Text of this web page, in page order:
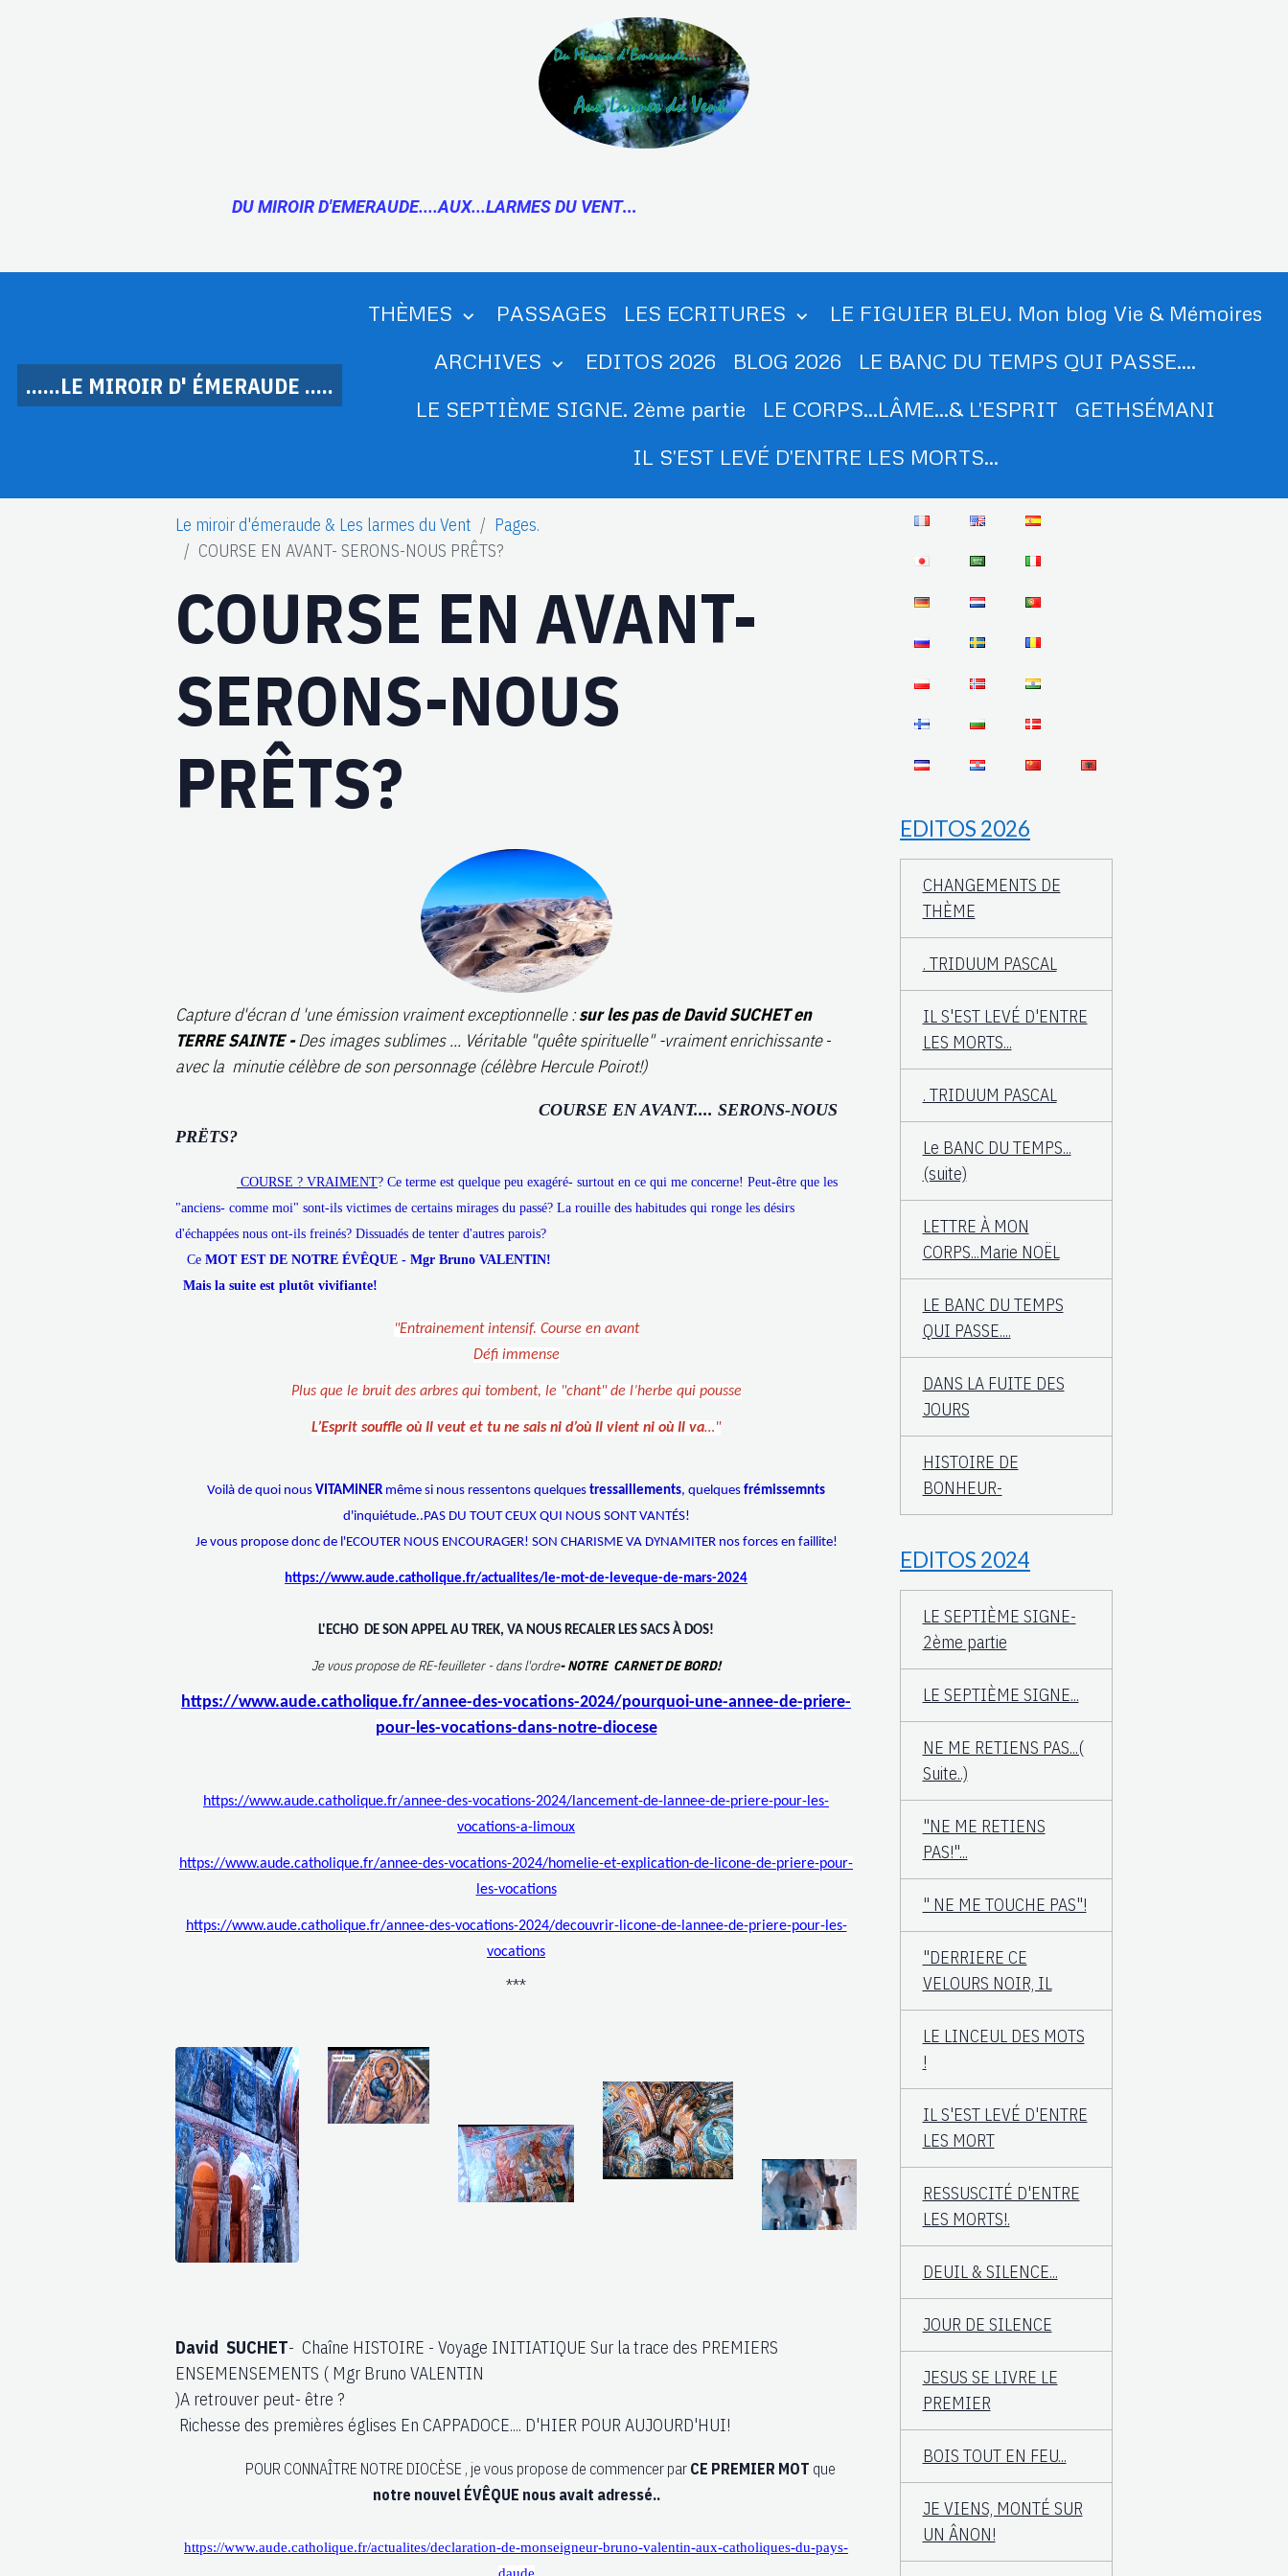
DU MIROIR D'EMERAUDE....AUX...LARMES DU VENT...
......LE MIROIR D' ÉMERAUDE .....
THÈMES PASSAGES LES ECRITURES
LE FIGUIER BLEU. Mon blog Vie & Mémoires
ARCHIVES
EDITOS 2026 BLOG 2026
LE BANC DU TEMPS QUI PASSE....
LE SEPTIÈME SIGNE. 2ème partie
LE CORPS...LÂME...& L'ESPRIT
GETHSÉMANI
IL S'EST LEVÉ D'ENTRE LES MORTS...
Le miroir d'émeraude & Les larmes du Vent
Pages.
COURSE EN AVANT- SERONS-NOUS PRÊTS?
COURSE EN AVANT-
SERONS-NOUS
PRÊTS?
Capture d'écran d 'une émission vraiment exceptionnelle :sur les pas de David SUCHET en
TERRE SAINTE -Des images sublimes ... Véritable "quête spirituelle" -vraiment enrichissante-
avec la minutie célèbre de son personnage (célèbre Hercule Poirot!)
COURSE EN AVANT.... SERONS-NOUS
PRËTS?
COURSE ? VRAIMENT? Ce terme est quelque peu exagéré- surtout en ce qui me concerne! Peut-être que les
"anciens- comme moi" sont-ils victimes de certains mirages du passé? La rouille des habitudes qui ronge les désirs
d'échappées nous ont-ils freinés? Dissuadés de tenter d'autres parois?
Ce MOT EST DE NOTRE ÉVÊQUE - Mgr Bruno VALENTIN!
Mais la suite est plutôt vivifiante!
"Entrainement intensif. Course en avant
Défi immense
Plus que le bruit des arbres qui tombent, le "chant" de l’herbe qui pousse
L’Esprit souffle où Il veut et tu ne sais ni d’où Il vient ni où Il va…"
Voilà de quoi nous VITAMINER même si nous ressentons quelques tressaillements, quelques frémissemnts
d'inquiétude..PAS DU TOUT CEUX QUI NOUS SONT VANTÉS!
Je vous propose donc de l'ECOUTER NOUS ENCOURAGER! SON CHARISME VA DYNAMITER nos forces en faillite!
https://www.aude.catholique.fr/actualites/le-mot-de-leveque-de-mars-2024
L'ECHO DE SON APPEL AU TREK, VA NOUS RECALER LES SACS À DOS!
Je vous propose de RE-feuilleter - dans l'ordre- NOTRE CARNET DE BORD!
https://www.aude.catholique.fr/annee-des-vocations-2024/pourquoi-une-annee-de-priere-
pour-les-vocations-dans-notre-diocese
https://www.aude.catholique.fr/annee-des-vocations-2024/lancement-de-lannee-de-priere-pour-les-
vocations-a-limoux
https://www.aude.catholique.fr/annee-des-vocations-2024/homelie-et-explication-de-licone-de-priere-pour-
les-vocations
https://www.aude.catholique.fr/annee-des-vocations-2024/decouvrir-licone-de-lannee-de-priere-pour-les-
vocations
***
David SUCHET- Chaîne HISTOIRE - Voyage INITIATIQUE Sur la trace des PREMIERS
ENSEMENSEMENTS ( Mgr Bruno VALENTIN
)A retrouver peut- être ?
Richesse des premières églises En CAPPADOCE.... D'HIER POUR AUJOURD'HUI!
POUR CONNAÎTRE NOTRE DIOCÈSE , je vous propose de commencer par CE PREMIER MOT que
notre nouvel ÉVÊQUE nous avait adressé..
https://www.aude.catholique.fr/actualites/declaration-de-monseigneur-bruno-valentin-aux-catholiques-du-pays-
EDITOS 2026
CHANGEMENTS DE
THÈME
. TRIDUUM PASCAL
IL S'EST LEVÉ D'ENTRE
LES MORTS...
. TRIDUUM PASCAL
Le BANC DU TEMPS...
(suite)
LETTRE À MON
CORPS...Marie NOËL
LE BANC DU TEMPS
QUI PASSE....
DANS LA FUITE DES
JOURS
HISTOIRE DE
BONHEUR-
EDITOS 2024
LE SEPTIÈME SIGNE-
2ème partie
LE SEPTIÈME SIGNE...
NE ME RETIENS PAS...(
Suite..)
"NE ME RETIENS
PAS!"...
" NE ME TOUCHE PAS"!
"DERRIERE CE
VELOURS NOIR, IL
LE LINCEUL DES MOTS
!
IL S'EST LEVÉ D'ENTRE
LES MORT
RESSUSCITÉ D'ENTRE
LES MORTS!.
DEUIL & SILENCE...
JOUR DE SILENCE
JESUS SE LIVRE LE
PREMIER
BOIS TOUT EN FEU...
JE VIENS, MONTÉ SUR
UN ÂNON!